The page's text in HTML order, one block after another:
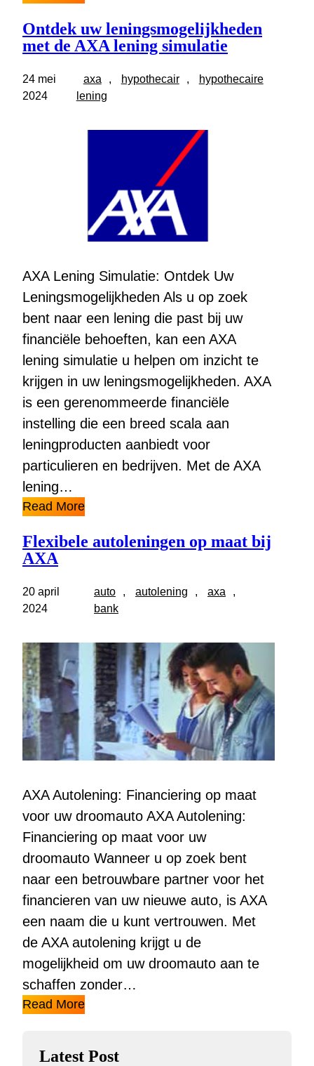
Ontdek uw leningsmogelijkheden
met de AXA lening simulatie
24 mei
2024
axa , hypothecair ,
hypothecaire
lening
AXA Lening Simulatie: Ontdek Uw
Leningsmogelijkheden Als u op zoek
bent naar een lening die past bij uw
financiële behoeften, kan een AXA
lening simulatie u helpen om inzicht te
krijgen in uw leningsmogelijkheden. AXA
is een gerenommeerde financiële
instelling die een breed scala aan
leningproducten aanbiedt voor
particulieren en bedrijven. Met de AXA
lening…
Read More
Flexibele autoleningen op maat bij
AXA
20 april
2024
auto , autolening , axa
bank
AXA Autolening: Financiering op maat
voor uw droomauto AXA Autolening:
Financiering op maat voor uw
droomauto Wanneer u op zoek bent
naar een betrouwbare partner voor het
financieren van uw nieuwe auto, is AXA
een naam die u kunt vertrouwen. Met
de AXA autolening krijgt u de
mogelijkheid om uw droomauto aan te
schaffen zonder…
Read More
Latest Post